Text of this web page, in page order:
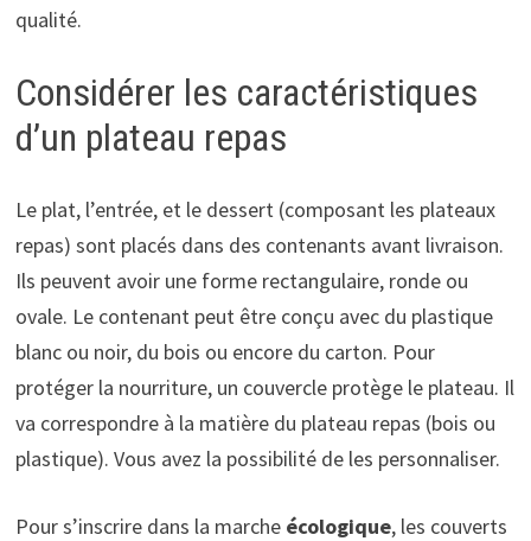
qualité.
Considérer les caractéristiques
d’un plateau repas
Le plat, l’entrée, et le dessert (composant les plateaux
repas) sont placés dans des contenants avant livraison.
Ils peuvent avoir une forme rectangulaire, ronde ou
ovale. Le contenant peut être conçu avec du plastique
blanc ou noir, du bois ou encore du carton. Pour
protéger la nourriture, un couvercle protège le plateau. Il
va correspondre à la matière du plateau repas (bois ou
plastique). Vous avez la possibilité de les personnaliser.
Pour s’inscrire dans la marche écologique, les couverts